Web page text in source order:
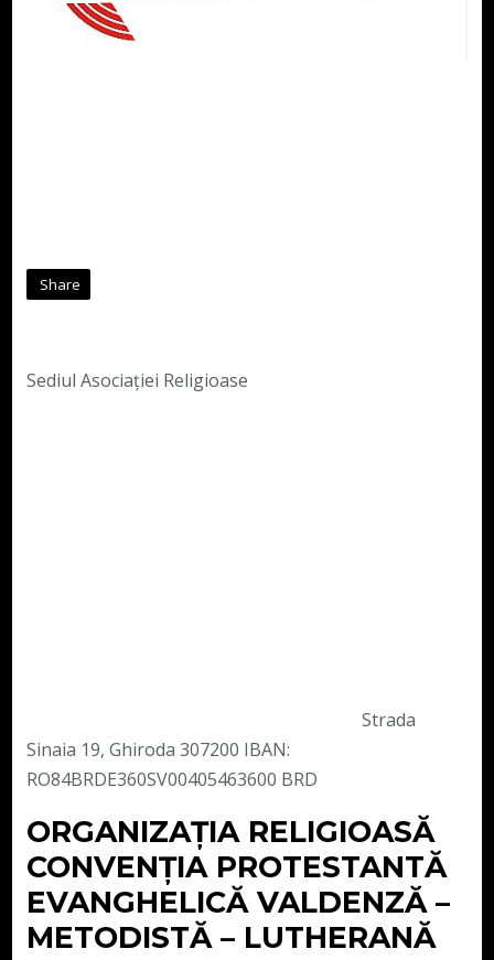
Share
Sediul Asociației Religioase
Strada
Sinaia 19, Ghiroda 307200 IBAN:
RO84BRDE360SV00405463600 BRD
ORGANIZAȚIA RELIGIOASĂ
CONVENŢIA PROTESTANTĂ
EVANGHELICĂ VALDENZĂ –
METODISTĂ – LUTHERANĂ